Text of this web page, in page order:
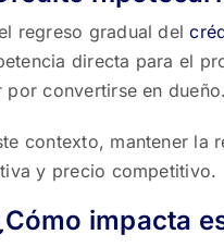
regreso gradual del
directa para el
por convertirse en dueño.
contexto, mantener la
y precio competitivo.
impacta